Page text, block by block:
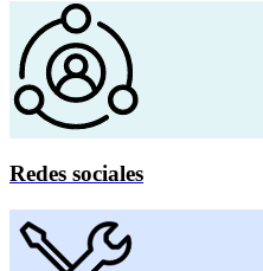
Redes sociales